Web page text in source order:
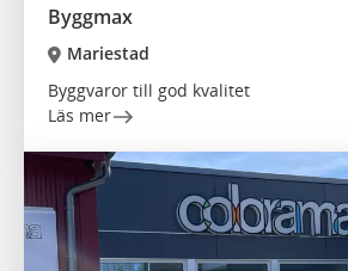
Byggmax
Mariestad
Byggvaror till god kvalitet
Läs mer